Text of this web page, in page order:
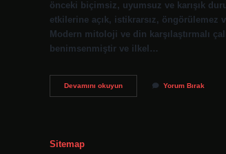
önceki biçimsiz, uyumsuz ve karışık
etkilerine açık, istikrarsız, öngörülemez
Modern mitoloji ve din karşılaştırmalı
benimsenmiştir ve ilkel…
Devamını okuyunIç
Kaos
Yorum Bırak
Sitemap